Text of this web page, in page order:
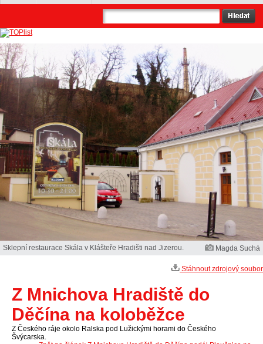
Sklepní restaurace Skála v Klášteře Hradišti nad Jizerou. Magda Suchá
Stáhnout zdrojový soubor
Z Mnichova Hradiště do
Děčína na koloběžce
Z Českého ráje okolo Ralska pod Lužickými horami do Českého
Švýcarska.